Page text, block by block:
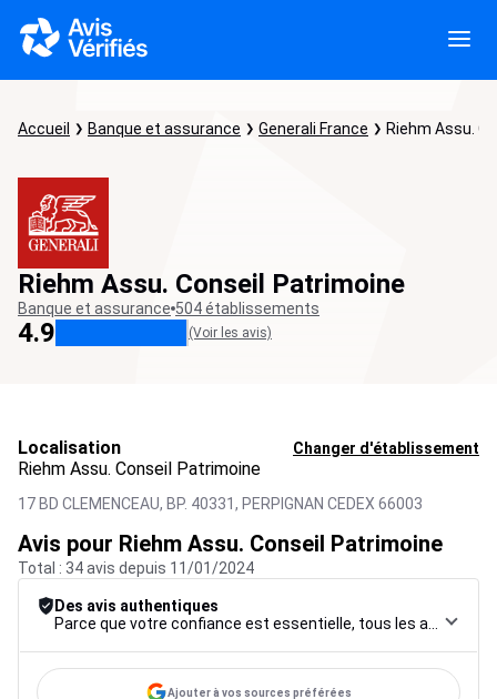
Accueil Banque et assurance Generali France Riehm Assu.
Riehm Assu. Conseil Patrimoine
Banque et assurance 504 établissements
4.9 (Voir les avis)
Localisation Changer d'établissement
Riehm Assu. Conseil Patrimoine
17 BD CLEMENCEAU, BP. 40331, PERPIGNAN CEDEX 66003
Avis pour Riehm Assu. Conseil Patrimoine
Total : 34 avis depuis 11/01/2024
Des avis authentiques
Ajouter à vos sources préférées